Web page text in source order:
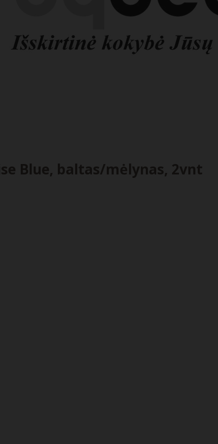
Blue, baltas/mėlynas, 2vnt